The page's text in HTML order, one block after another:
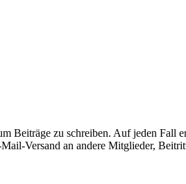
Beiträge zu schreiben. Auf jeden Fall
Versand an andere Mitglieder,